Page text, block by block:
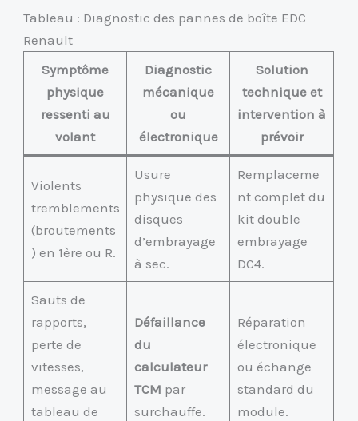
Tableau : Diagnostic des pannes de boîte EDC
Renault
Symptôme
physique
ressenti au
volant
Diagnostic
mécanique
ou
électronique
Solution
technique et
intervention à
prévoir
Violents
tremblements
(broutements
) en 1ère ou R.
Usure
physique des
disques
d’embrayage
à sec.
Remplaceme
nt complet du
kit double
embrayage
DC4.
Sauts de
rapports,
perte de
vitesses,
message au
tableau de
Défaillance
du
calculateur
TCM par
surchauffe.
Réparation
électronique
ou échange
standard du
module.